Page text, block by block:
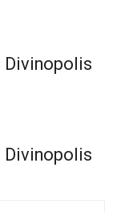
Divinopolis
Divinopolis